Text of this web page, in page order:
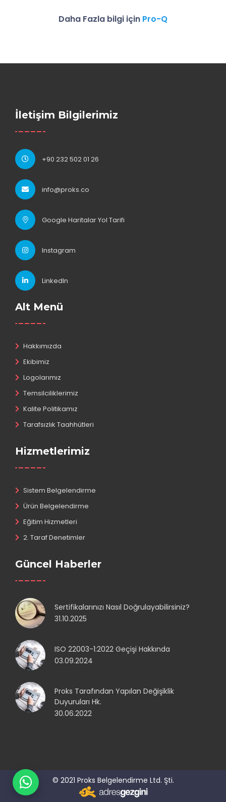
Daha Fazla bilgi için Pro-Q
İletişim Bilgilerimiz
+90 232 502 01 26
info@proks.co
Google Haritalar Yol Tarifi
Instagram
LinkedIn
Alt Menü
Hakkımızda
Ekibimiz
Logolarımız
Temsilciliklerimiz
Kalite Politikamız
Tarafsızlık Taahhütleri
Hizmetlerimiz
Sistem Belgelendirme
Ürün Belgelendirme
Eğitim Hizmetleri
2. Taraf Denetimler
Güncel Haberler
Sertifikalarınızı Nasıl Doğrulayabilirsiniz?
31.10.2025
ISO 22003-1:2022 Geçişi Hakkında
03.09.2024
Proks Tarafından Yapılan Değişiklik
Duyuruları Hk.
30.06.2022
© 2021 Proks Belgelendirme Ltd. Şti.